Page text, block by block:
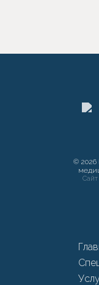
© 2026
Сайт